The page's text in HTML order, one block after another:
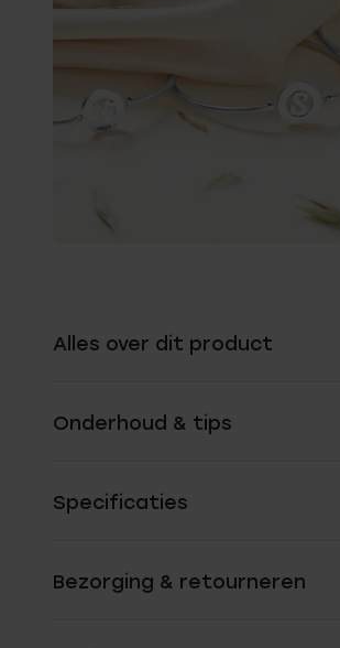
Alles over dit product
Onderhoud & tips
Specificaties
Bezorging & retourneren